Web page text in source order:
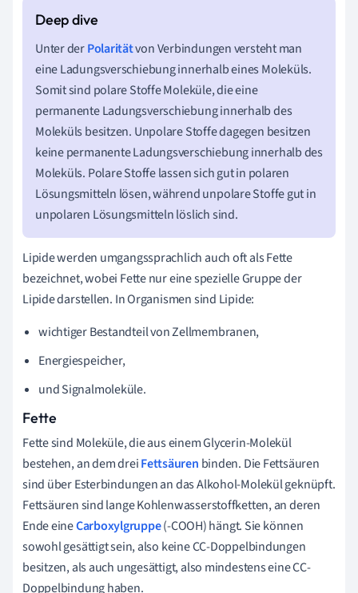
Unter derPolaritätvon Verbindungen versteht man
eine Ladungsverschiebung innerhalb eines Moleküls.
Somit sind polare Stoffe Moleküle, die eine
permanente Ladungsverschiebung innerhalb des
Moleküls besitzen. Unpolare Stoffe dagegen besitzen
keine permanente Ladungsverschiebung innerhalb des
Moleküls. Polare Stoffe lassen sich gut in polaren
Lösungsmitteln lösen, während unpolare Stoffe gut in
unpolaren Lösungsmitteln löslich sind.
Lipide werden umgangssprachlich auch oft als Fette
bezeichnet, wobei Fette nur eine spezielle Gruppe der
Lipide darstellen. In Organismen sind Lipide:
wichtiger Bestandteil von Zellmembranen,
Energiespeicher,
und Signalmoleküle.
Fette
Fette sind Moleküle, die aus einem Glycerin-Molekül
bestehen, an dem dreiFettsäuren binden. Die Fettsäuren
sind über Esterbindungen an das Alkohol-Molekül geknüpft.
Fettsäuren sind lange Kohlenwasserstoffketten, an deren
Ende eineCarboxylgruppe(-COOH) hängt. Sie können
sowohl gesättigt sein, also keine CC-Doppelbindungen
besitzen, als auch ungesättigt, also mindestens eine CC-
Doppelbindung haben.